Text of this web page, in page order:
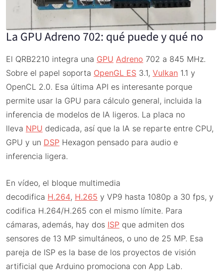
La GPU Adreno 702: qué puede y qué no
El QRB2210 integra una GPU Adreno 702 a 845 MHz.
Sobre el papel soporta OpenGL ES 3.1, Vulkan 1.1 y
OpenCL 2.0. Esa última API es interesante porque
permite usar la GPU para cálculo general, incluida la
inferencia de modelos de IA ligeros. La placa no
lleva NPU dedicada, así que la IA se reparte entre CPU,
GPU y un DSP Hexagon pensado para audio e
inferencia ligera.
En vídeo, el bloque multimedia
decodifica H.264, H.265 y VP9 hasta 1080p a 30 fps, y
codifica H.264/H.265 con el mismo límite. Para
cámaras, además, hay dos ISP que admiten dos
sensores de 13 MP simultáneos, o uno de 25 MP. Esa
pareja de ISP es la base de los proyectos de visión
artificial que Arduino promociona con App Lab.